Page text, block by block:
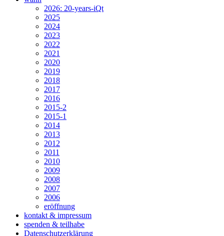
2026: 20-years-iQt
2025
2024
2023
2022
2021
2020
2019
2018
2017
2016
2015-2
2015-1
2014
2013
2012
2011
2010
2009
2008
2007
2006
eröffnung
kontakt & impressum
spenden & teilhabe
Datenschutzerklärung